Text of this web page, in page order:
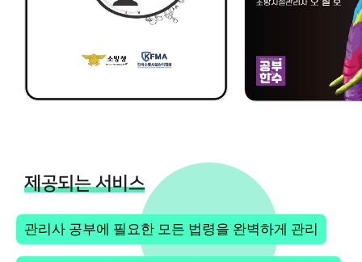
제공되는 서비스
관리사 공부에 필요한 모든 법령을 완벽하게 관리